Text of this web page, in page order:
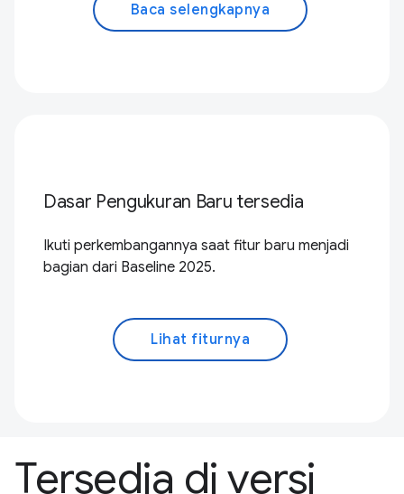
Baca selengkapnya
Dasar Pengukuran Baru tersedia
Ikuti perkembangannya saat fitur baru menjadi
bagian dari Baseline 2025.
Lihat fiturnya
Tersedia di versi